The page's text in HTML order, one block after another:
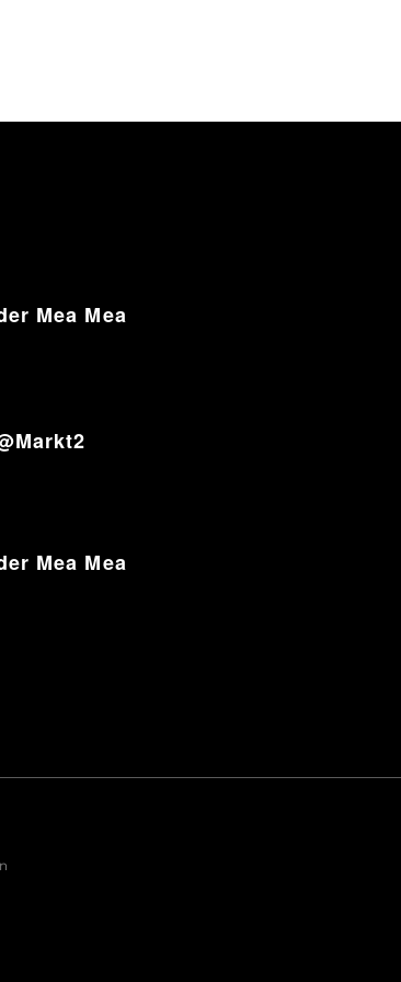
Mea Mea
Mea Mea